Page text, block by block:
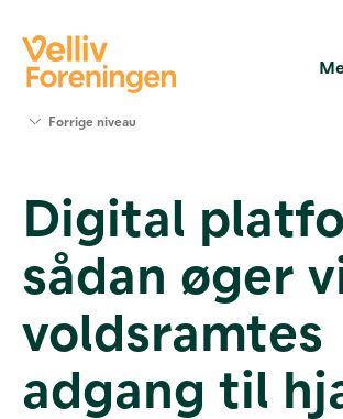
Værktøjer
og viden
Om Velliv
Foreningen
os
Forrige niveau
Digital
sådan øger
voldsramtes
adgang til